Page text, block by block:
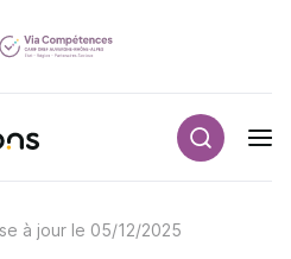
Navigation principale
à jour le 05/12/2025